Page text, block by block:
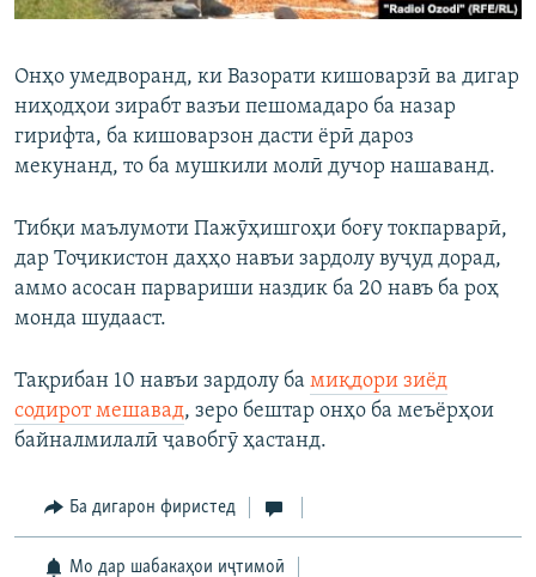
Онҳо умедворанд, ки Вазорати кишоварзӣ ва дигар
ниҳодҳои зирабт вазъи пешомадаро ба назар
гирифта, ба кишоварзон дасти ёрӣ дароз
мекунанд, то ба мушкили молӣ дучор нашаванд.
Тибқи маълумоти Пажӯҳишгоҳи боғу токпарварӣ,
дар Тоҷикистон даҳҳо навъи зардолу вуҷуд дорад,
аммо асосан парвариши наздик ба 20 навъ ба роҳ
монда шудааст.
Тақрибан 10 навъи зардолу ба миқдори зиёд
содирот мешавад, зеро бештар онҳо ба меъёрҳои
байналмилалӣ ҷавобгӯ ҳастанд.
Ба дигарон фиристед
Мо дар шабакаҳои иҷтимоӣ